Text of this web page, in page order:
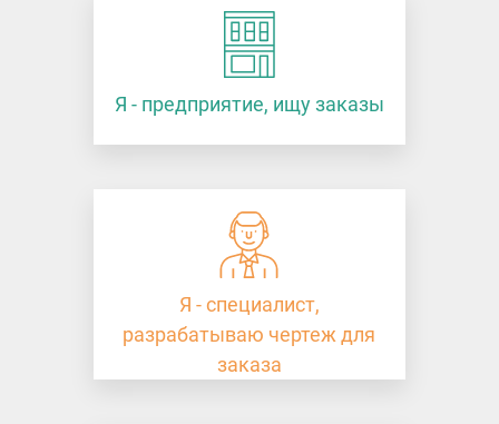
Я - предприятие, ищу заказы
Я - специалист,
разрабатываю чертеж для
заказа